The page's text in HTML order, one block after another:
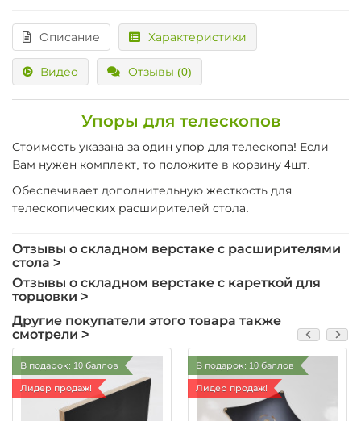
Описание Характеристики
Видео Отзывы (0)
Упоры для телескопов
Стоимость указана за один упор для телескопа! Если
Вам нужен комплект, то положите в корзину 4шт.
Обеспечивает дополнительную жесткость для
телескопических расширителей стола.
Отзывы о складном верстаке с расширителями
стола >
Отзывы о складном верстаке с кареткой для
торцовки >
Другие покупатели этого товара также
смотрели >
В подарок: 10 баллов
Лидер продаж!
В подарок: 10 баллов
Лидер продаж!